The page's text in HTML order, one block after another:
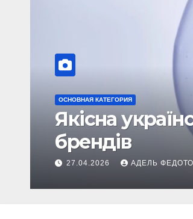
ОСНОВНАЯ КАТЕГОРИЯ
Ворота для
варианты и их
09.07.2026 АДЕЛЬ ФЕДОТОВА